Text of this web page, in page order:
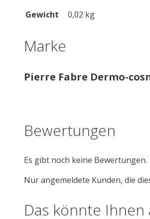
Gewicht 0,02 kg
Marke
Pierre Fabre Dermo-
Bewertungen
Es gibt noch keine Bewertungen.
Nur angemeldete Kunden, die
Das könnte